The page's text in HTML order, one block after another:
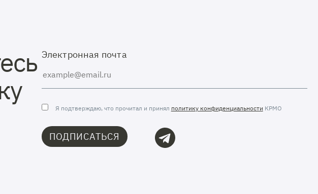
Электронная почта
Я подтверждаю, что прочитал и принял политику конфиденциальности КРМО
ПОДПИСАТЬСЯ